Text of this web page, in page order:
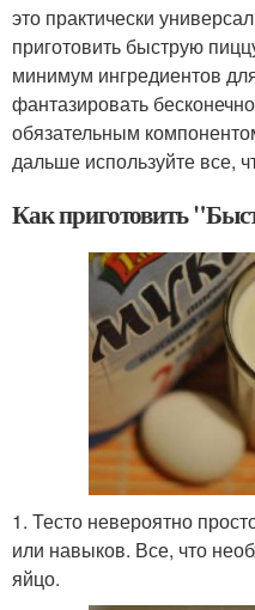
это практически
приготовить быструю
минимум ингредиентов
фантазировать
обязательным
дальше используйте все,
Как приготовить
1. Тесто невероятно
или навыков. Все, что
яйцо.